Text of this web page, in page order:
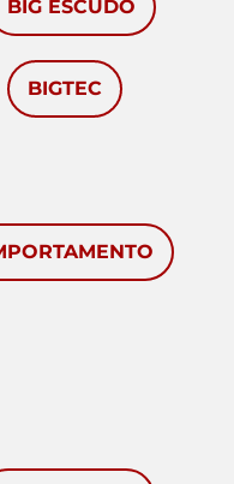
BIG ESCUDO
BIGTEC